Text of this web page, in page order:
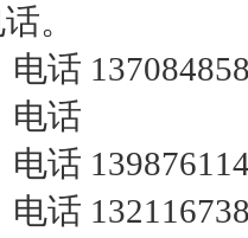
。
话
电话
话
话